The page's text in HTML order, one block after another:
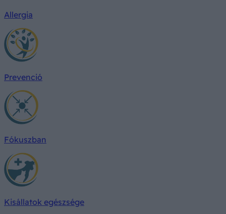
Allergia
Prevenció
Fókuszban
Kisállatok egészsége